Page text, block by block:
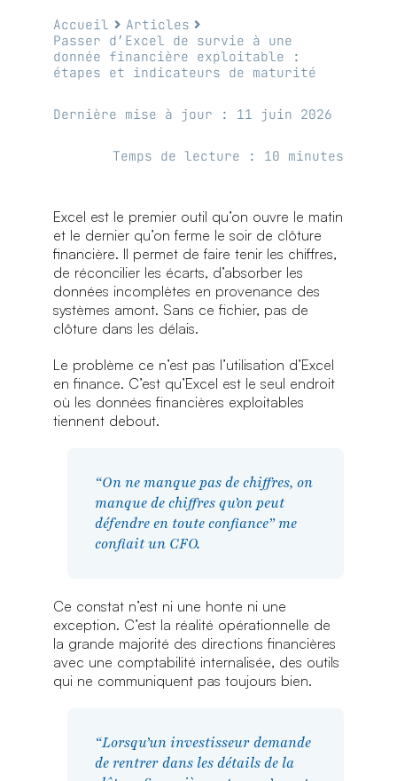
Accueil
Articles
Passer d’Excel de survie à une
donnée financière exploitable :
étapes et indicateurs de maturité
Dernière mise à jour : 11 juin 2026
Temps de lecture : 10 minutes
Excel est le premier outil qu’on ouvre le matin
et le dernier qu’on ferme le soir de clôture
financière. Il permet de faire tenir les chiffres,
de réconcilier les écarts, d’absorber les
données incomplètes en provenance des
systèmes amont. Sans ce fichier, pas de
clôture dans les délais.
Le problème ce n’est pas l’utilisation d’Excel
en finance. C’est qu’Excel est le seul endroit
où les données financières exploitables
tiennent debout.
“On ne manque pas de chiffres, on
manque de chiffres qu’on peut
défendre en toute confiance” me
confiait un CFO.
Ce constat n’est ni une honte ni une
exception. C’est la réalité opérationnelle de
la grande majorité des directions financières
avec une comptabilité internalisée, des outils
qui ne communiquent pas toujours bien.
“Lorsqu’un investisseur demande
de rentrer dans les détails de la